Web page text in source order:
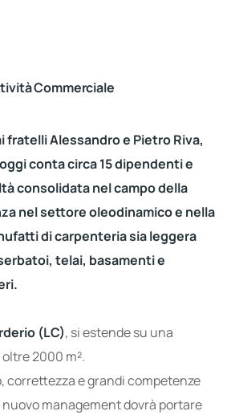
Commerciale
fratelli Alessandro e Pietro Riva,
conta circa 15 dipendenti e
consolidata nel campo della
nel settore oleodinamico e nella
di carpenteria sia leggera
telai, basamenti e
(LC), si estende su una
2000 m².
correttezza e grandi competenze
management dovrà portare